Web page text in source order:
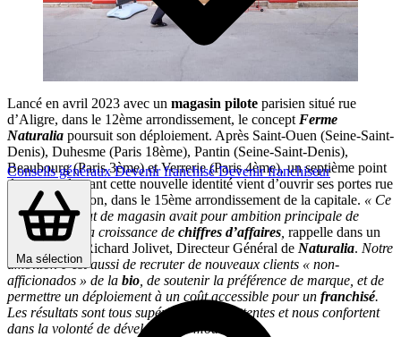
Conseils générauxDevenir franchiséDevenir franchiseur
Ma sélection
Lancé en avril 2023 avec un magasin pilote parisien situé rue
d’Aligre, dans le 12ème arrondissement, le concept Ferme
Naturalia poursuit son déploiement. Après Saint-Ouen (Seine-Saint-
Denis), Duhesme (Paris 18ème), Pantin (Seine-Saint-Denis),
Beaubourg (Paris 3ème) et Verrerie (Paris 4ème), un septième point
de vente adoptant cette nouvelle identité vient d’ouvrir ses portes rue
de la Convention, dans le 15ème arrondissement de la capitale. « Ce
nouveau format de magasin avait pour ambition principale de
renouer avec la croissance de chiffres d’affaires rappelle dans un
communiqué Richard Jolivet, Directeur Général de Naturalia. Notre
ambition c’est aussi de recruter de nouveaux clients « non-
afficionados » de la bio , de soutenir la préférence de marque, et de
permettre un déploiement à un coût accessible pour un franchisé.
Les résultats sont tous supérieurs à nos attentes et nous confortent
dans la volonté de développer le modèle.